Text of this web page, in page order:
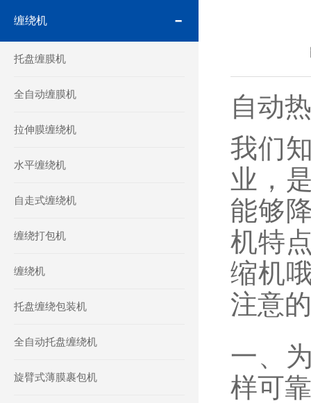
缠绕机
托盘缠膜机
全自动缠膜机
拉伸膜缠绕机
水平缠绕机
自走式缠绕机
缠绕打包机
缠绕机
托盘缠绕包装机
全自动托盘缠绕机
旋臂式薄膜裹包机
自动
我们
业，
能够
机特
缩机
注意
一、
样可